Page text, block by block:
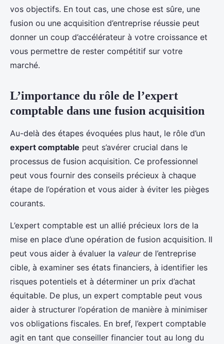
vos objectifs. En tout cas, une chose est sûre, une
fusion ou une acquisition d’entreprise réussie peut
donner un coup d’accélérateur à votre croissance et
vous permettre de rester compétitif sur votre
marché.
L’importance du rôle de l’expert
comptable dans une fusion acquisition
Au-delà des étapes évoquées plus haut, le rôle d’un
expert comptable peut s’avérer crucial dans le
processus de fusion acquisition. Ce professionnel
peut vous fournir des conseils précieux à chaque
étape de l’opération et vous aider à éviter les pièges
courants.
L’expert comptable est un allié précieux lors de la
mise en place d’une opération de fusion acquisition. Il
peut vous aider à évaluer la valeurde l’entreprise
cible, à examiner ses états financiers, à identifier les
risques potentiels et à déterminer un prix d’achat
équitable. De plus, un expert comptable peut vous
aider à structurer l’opération de manière à minimiser
vos obligations fiscales. En bref, l’expert comptable
agit en tant que conseiller financier tout au long du